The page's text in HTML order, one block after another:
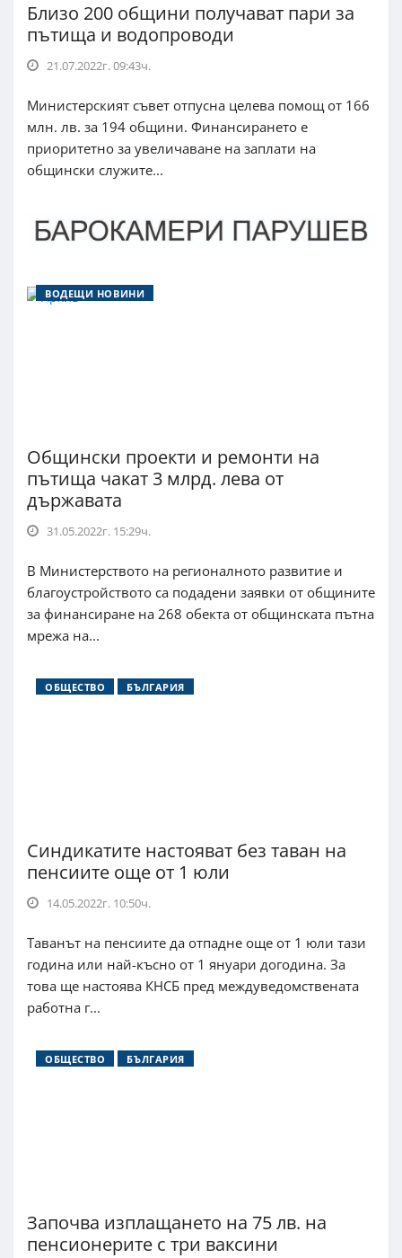
Близо 200 общини получават пари за
пътища и водопроводи
21.07.2022г. 09:43ч.
Министерският съвет отпусна целева помощ от 166
млн. лв. за 194 общини. Финансирането е
приоритетно за увеличаване на заплати на
общински служите...
ВОДЕЩИ НОВИНИ
Общински проекти и ремонти на
пътища чакат 3 млрд. лева от
държавата
31.05.2022г. 15:29ч.
В Министерството на регионалното развитие и
благоустройството са подадени заявки от общините
за финансиране на 268 обекта от общинската пътна
мрежа на...
ОБЩЕСТВО БЪЛГАРИЯ
Синдикатите настояват без таван на
пенсиите още от 1 юли
14.05.2022г. 10:50ч.
Таванът на пенсиите да отпадне още от 1 юли тази
година или най-късно от 1 януари догодина. За
това ще настоява КНСБ пред междуведомствената
работна г...
ОБЩЕСТВО БЪЛГАРИЯ
Започва изплащането на 75 лв. на
пенсионерите с три ваксини